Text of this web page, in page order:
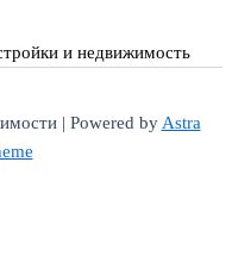
и недвижимость
| Powered byAstra